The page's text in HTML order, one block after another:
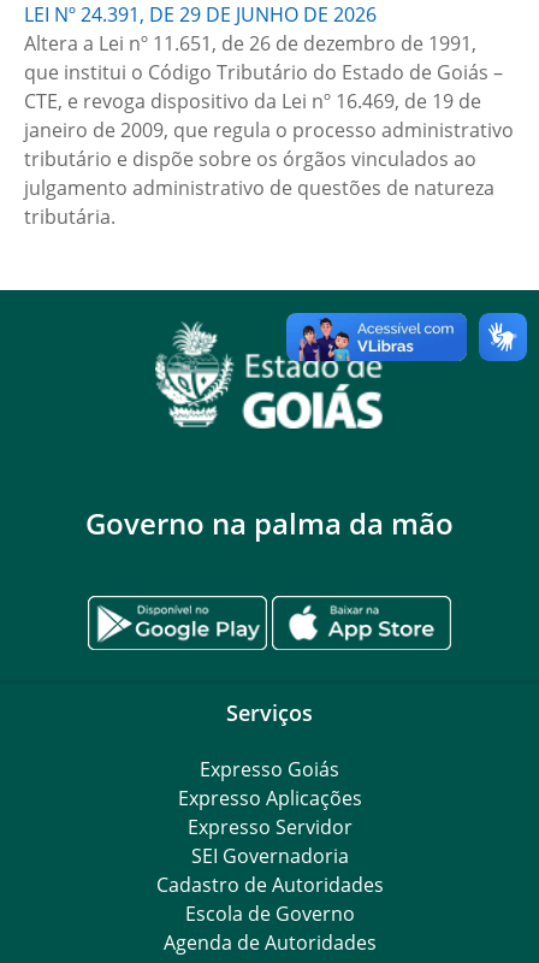
LEI Nº 24.391, DE 29 DE JUNHO DE 2026
Altera a Lei nº 11.651, de 26 de dezembro de 1991,
que institui o Código Tributário do Estado de Goiás –
CTE, e revoga dispositivo da Lei nº 16.469, de 19 de
janeiro de 2009, que regula o processo administrativo
tributário e dispõe sobre os órgãos vinculados ao
julgamento administrativo de questões de natureza
tributária.
Governo na palma da mão
Serviços
Expresso Goiás
Expresso Aplicações
Expresso Servidor
SEI Governadoria
Cadastro de Autoridades
Escola de Governo
Agenda de Autoridades